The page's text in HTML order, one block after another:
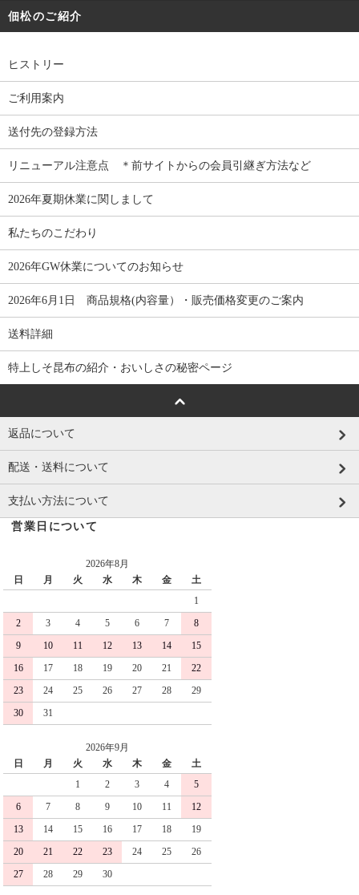
佃松のご紹介
ヒストリー
ご利用案内
送付先の登録方法
リニューアル注意点 ＊前サイトからの会員引継ぎ方法など
2026年夏期休業に関しまして
私たちのこだわり
2026年GW休業についてのお知らせ
2026年6月1日 商品規格(内容量）・販売価格変更のご案内
送料詳細
特上しそ昆布の紹介・おいしさの秘密ページ
返品について
配送・送料について
支払い方法について
営業日について
2026年8月
日
月 火 水 木 金
土
1
2
3 4 5 6 7
8
9
10 11 12 13 14
15
16
17 18 19 20 21
22
23
24 25 26 27 28
29
30
31
2026年9月
日
月 火 水 木 金
土
1
2 3 4
5
6
7 8 9 10 11
12
13
14 15 16 17 18
19
20
21 22 23 24 25
26
27
28 29 30